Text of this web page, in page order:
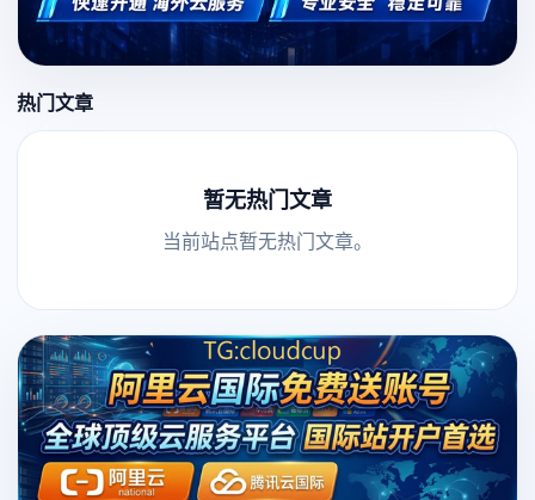
热门文章
暂无热门文章
当前站点暂无热门文章。